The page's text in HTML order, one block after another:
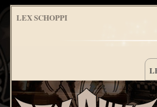
LEX SCHOPPI